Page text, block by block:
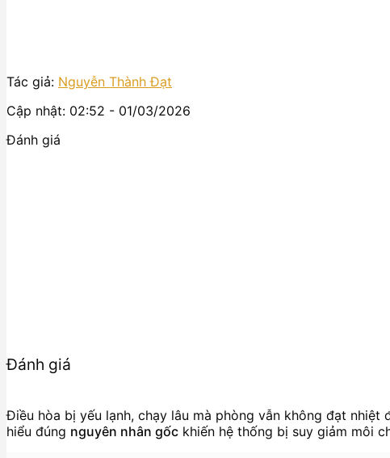
Tác giả: Nguyễn Thành Đạt
Cập nhật: 02:52 - 01/03/2026
Đánh giá
Đánh giá
Điều hòa bị yếu lạnh, chạy lâu mà phòng vẫn không đạt
hiểu đúng nguyên nhân gốc khiến hệ thống bị suy giảm môi